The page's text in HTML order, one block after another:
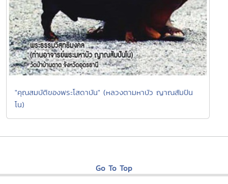
"คุณสมบัติของพระโสดาบัน" (หลวงตามหาบัว ญาณสัมปัน
โน)
Go To Top